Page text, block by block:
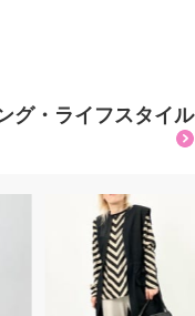
グ・ライフスタイル